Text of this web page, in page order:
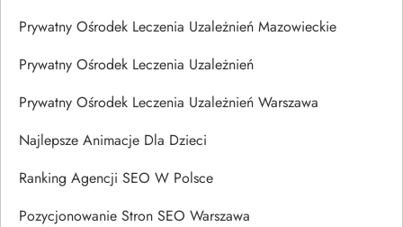
Prywatny Ośrodek Leczenia Uzależnień Mazowieckie
Prywatny Ośrodek Leczenia Uzależnień
Prywatny Ośrodek Leczenia Uzależnień Warszawa
Najlepsze Animacje Dla Dzieci
Ranking Agencji SEO W Polsce
Pozycjonowanie Stron SEO Warszawa